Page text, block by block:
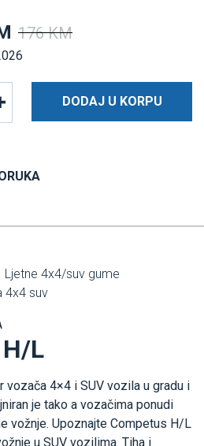
176 KM
DODAJ U KORPU
Ljetne 4x4/suv gume
4x4 suv
H/L
4×4 i SUV vozila u gradu i
je tako a vozačima ponudi
vožnje. Upoznajte Competus H/L
u SUV vozilima. Tiha i